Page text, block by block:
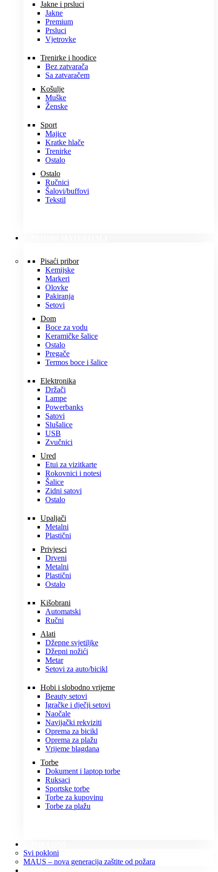
Jakne i prsluci
Jakne
Premium
Prsluci
Vjetrovke
Trenirke i hoodice
Bez zatvarača
Sa zatvaračem
Košulje
Muške
Ženske
Sport
Majice
Kratke hlače
Trenirke
Ostalo
Ostalo
Ručnici
Šalovi/buffovi
Tekstil
Pisaći pribor
Kemijske
Markeri
Olovke
Pakiranja
Setovi
Dom
Boce za vodu
Keramičke šalice
Ostalo
Pregače
Termos boce i šalice
Elektronika
Držači
Lampe
Powerbanks
Satovi
Slušalice
USB
Zvučnici
Ured
Etui za vizitkarte
Rokovnici i notesi
Šalice
Zidni satovi
Ostalo
Upaljači
Metalni
Plastični
Privjesci
Drveni
Metalni
Plastični
Ostalo
Kišobrani
Automatski
Ručni
Alati
Džepne svjetiljke
Džepni nožići
Metar
Setovi za auto/bicikl
Hobi i slobodno vrijeme
Beauty setovi
Igračke i dječji setovi
Naočale
Navijački rekviziti
Oprema za bicikl
Oprema za plažu
Vrijeme blagdana
Torbe
Dokument i laptop torbe
Ruksaci
Sportske torbe
Torbe za kupovinu
Torbe za plažu
Svi pokloni
MAUS – nova generacija zaštite od požara